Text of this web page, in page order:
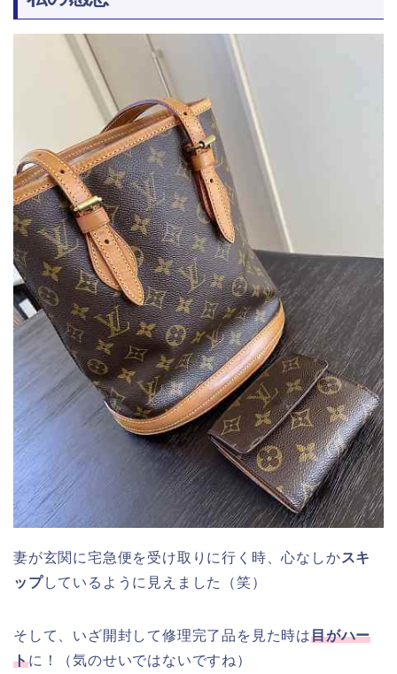
妻が玄関に宅急便を受け取りに行く時、心なしかスキ
ップしているように見えました（笑）
そして、いざ開封して修理完了品を見た時は目がハー
トに！（気のせいではないですね）